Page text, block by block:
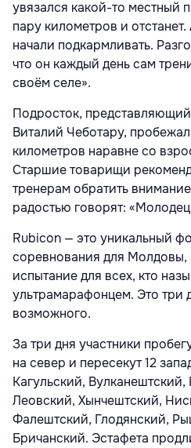
увязался какой-то местный
пару километров и
начали подкармливать.
что он каждый день сам
своём селе».
Подросток,
Виталий Чеботару,
километров наравне со
Старшие товарищи
тренерам обратить
радостью говорят:
Rubicon — это уникальный
соревнования для Молдовы,
испытание для всех, кто
ультрамарафонцем. Это три
возможного.
За три дня участники
на север и пересекут 12
Кагульский,
Леовский, Хынчештский,
Фалештский, Глодянский,
Бричанский. Эстафета